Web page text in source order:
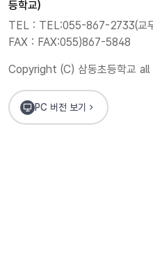
등학교)
TEL : TEL:055-867-2733(교
FAX : FAX:055)867-5848
Copyright (C) 삼동초등학교
PC 버전 보기